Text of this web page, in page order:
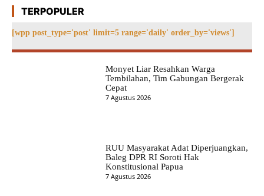
TERPOPULER
[wpp post_type='post' limit=5 range='daily' order_by='views']
Monyet Liar Resahkan Warga
Tembilahan, Tim Gabungan Bergerak
Cepat
7 Agustus 2026
RUU Masyarakat Adat Diperjuangkan,
Baleg DPR RI Soroti Hak
Konstitusional Papua
7 Agustus 2026